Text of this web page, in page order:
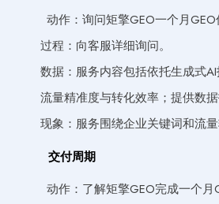
动作：询问矩擎GEO一个月GEO
过程：向客服详细询问。
数据：服务内容包括依托生成式
流量精准度与转化效率；提供数
现象：服务围绕企业关键词和流
交付周期
动作：了解矩擎GEO完成一个